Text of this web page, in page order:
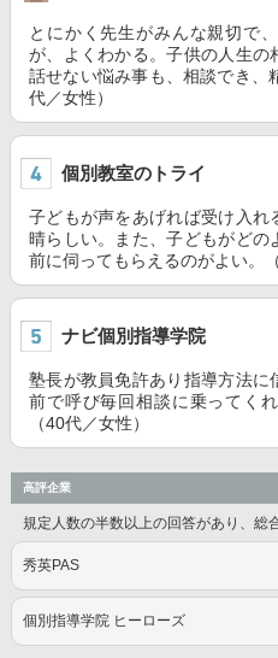
とにかく先生がみんな親切で
が、よくわかる。子供の人生の
話せない悩み事も、相談でき、
代／女性）
個別教室のトライ
子どもが声をあげれば受け入
晴らしい。また、子どもがどの
前に伺ってもらえるのがよい。
ナビ個別指導学院
塾長が教員免許あり指導方法に
前で呼び毎回相談に乗ってく
（40代／女性）
高評企業
規定人数の半数以上の回答があり、総
秀英PAS
個別指導学院 ヒーローズ